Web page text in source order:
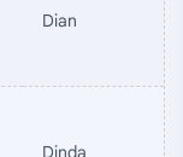
Dian
Dinda